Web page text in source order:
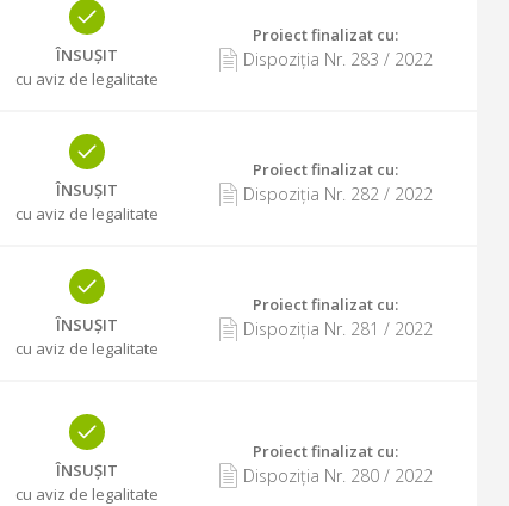
ÎNSUȘIT
cu aviz de legalitate
Proiect finalizat cu:
Dispoziția Nr. 283 / 2022
ÎNSUȘIT
cu aviz de legalitate
Proiect finalizat cu:
Dispoziția Nr. 282/ 2022
ÎNSUȘIT
cu aviz de legalitate
Proiect finalizat cu:
Dispoziția Nr. 281 / 2022
ÎNSUȘIT
cu aviz de legalitate
Proiect finalizat cu:
Dispoziția Nr. 280/ 2022